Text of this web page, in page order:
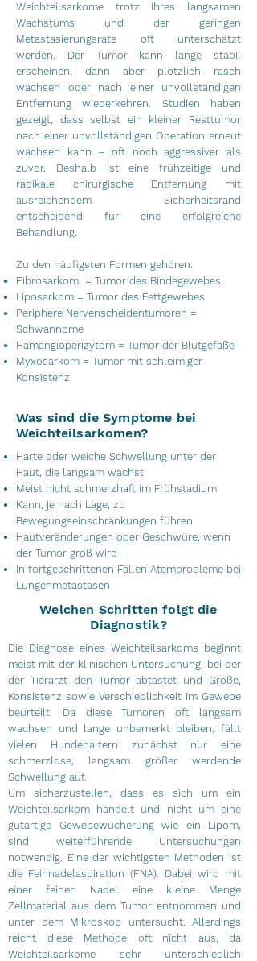
Weichteilsarkome trotz ihres langsamen
Wachstums und der geringen
Metastasierungsrate oft unterschätzt
werden. Der Tumor kann lange stabil
erscheinen, dann aber plötzlich rasch
wachsen oder nach einer unvollständigen
Entfernung wiederkehren. Studien haben
gezeigt, dass selbst ein kleiner Resttumor
nach einer unvollständigen Operation erneut
wachsen kann – oft noch aggressiver als
zuvor. Deshalb ist eine frühzeitige und
radikale chirurgische Entfernung mit
ausreichendem Sicherheitsrand
entscheidend für eine erfolgreiche
Behandlung.
Zu den häufigsten Formen gehören:
Fibrosarkom = Tumor des Bindegewebes
Liposarkom = Tumor des Fettgewebes
Periphere Nervenscheidentumoren =
Schwannome
Hämangioperizytom = Tumor der Blutgefäße
Myxosarkom = Tumor mit schleimiger
Konsistenz
Was sind die Symptome bei
Weichteilsarkomen?
Harte oder weiche Schwellung unter der
Haut, die langsam wächst
Meist nicht schmerzhaft im Frühstadium
Kann, je nach Lage, zu
Bewegungseinschränkungen führen
Hautveränderungen oder Geschwüre, wenn
der Tumor groß wird
In fortgeschrittenen Fällen Atemprobleme bei
Lungenmetastasen
Welchen Schritten folgt die
Diagnostik?
Die Diagnose eines Weichteilsarkoms beginnt
meist mit der klinischen Untersuchung, bei der
der Tierarzt den Tumor abtastet und Größe,
Konsistenz sowie Verschieblichkeit im Gewebe
beurteilt. Da diese Tumoren oft langsam
wachsen und lange unbemerkt bleiben, fällt
vielen Hundehaltern zunächst nur eine
schmerzlose, langsam größer werdende
Schwellung auf.
Um sicherzustellen, dass es sich um ein
Weichteilsarkom handelt und nicht um eine
gutartige Gewebewucherung wie ein Lipom,
sind weiterführende Untersuchungen
notwendig. Eine der wichtigsten Methoden ist
die Feinnadelaspiration (FNA). Dabei wird mit
einer feinen Nadel eine kleine Menge
Zellmaterial aus dem Tumor entnommen und
unter dem Mikroskop untersucht. Allerdings
reicht diese Methode oft nicht aus, da
Weichteilsarkome sehr unterschiedlich